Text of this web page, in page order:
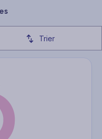
Trier